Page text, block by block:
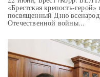
«Брестская крепость-
посвященный Дню
Отечественной войны...